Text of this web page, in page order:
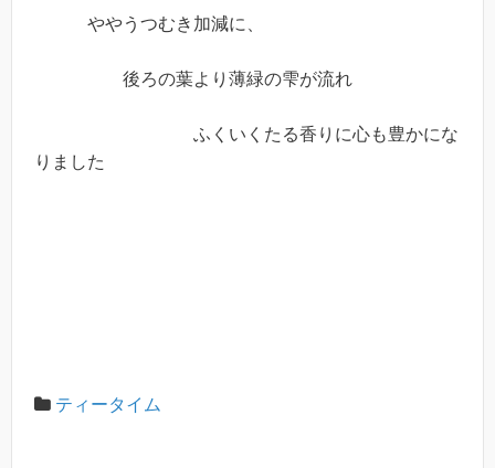
ややうつむき加減に、
後ろの葉より薄緑の雫が流れ
ふくいくたる香りに心も豊かにな
りました
ティータイム